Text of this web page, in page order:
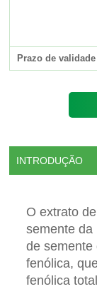
Prazo de validade
INTRODUÇÃO
O extrato
semente da
de semente
fenólica,
fenólica